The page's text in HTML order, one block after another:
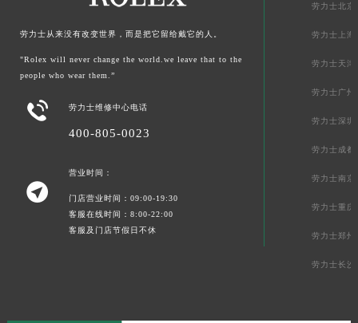
劳力士从来没有改变世界，而是把它留给戴它的人。
"Rolex will never change the world.we leave that to the
people who wear them.”
 劳力士维修中心电话
400-805-0023

营业时间：
门店营业时间：09:00-19:30
客服在线时间：8:00-22:00
客服及门店节假日不休
劳力士北京
劳力士上海
劳力士天津
劳力士广州
劳力士深圳
劳力士成都
劳力士南京
劳力士重庆
劳力士郑州
劳力士长沙